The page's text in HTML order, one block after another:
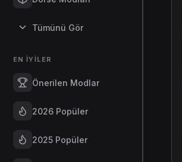
Tümünü Gör
EN İYILER
Önerilen Modlar
2026 Popüler
2025 Popüler